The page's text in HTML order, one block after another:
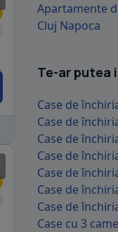
Apartamente
Cluj Napoca
Te-ar putea
Case de
Case de
Case de
Case de
Case de
Case de
Case de
Case cu 3